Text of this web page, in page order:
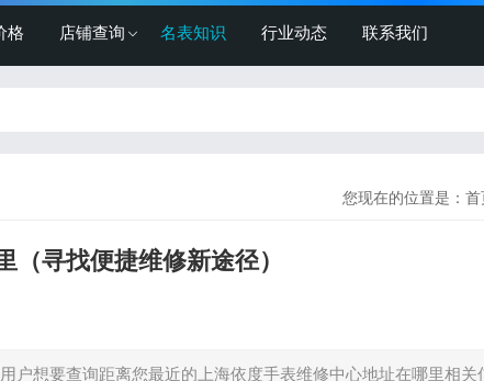
格 店铺查询 名表知识 行业动态 联系我们
您现在的位置是： 首
寻找便捷维修新途径）
户想要查询距离您最近的上海依度手表维修中心地址在哪里相关